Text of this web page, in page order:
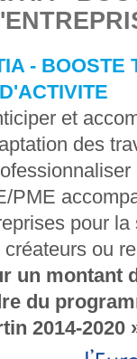
- BOOSTE
et
des
PME
pour
créateurs ou
un montant
du
2014-2020